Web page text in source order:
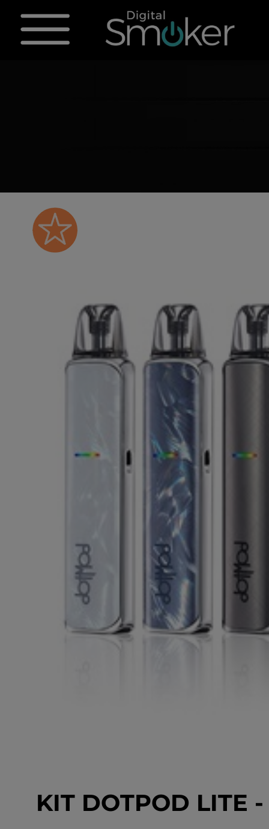
KIT DOTPOD LITE